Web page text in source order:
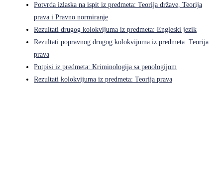
Potvrda izlaska na ispit iz predmeta: Teorija države, Teorija
prava i Pravno normiranje
Rezultati drugog kolokvijuma iz predmeta: Engleski jezik
Rezultati popravnog drugog kolokvijuma iz predmeta: Teorija
prava
Potpisi iz predmeta: Kriminologija sa penologijom
Rezultati kolokvijuma iz predmeta: Teorija prava